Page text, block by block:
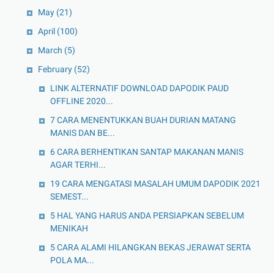
May (21)
April (100)
March (5)
February (52)
LINK ALTERNATIF DOWNLOAD DAPODIK PAUD
OFFLINE 2020...
7 CARA MENENTUKKAN BUAH DURIAN MATANG
MANIS DAN BE...
6 CARA BERHENTIKAN SANTAP MAKANAN MANIS
AGAR TERHI...
19 CARA MENGATASI MASALAH UMUM DAPODIK 2021
SEMEST...
5 HAL YANG HARUS ANDA PERSIAPKAN SEBELUM
MENIKAH
5 CARA ALAMI HILANGKAN BEKAS JERAWAT SERTA
POLA MA...